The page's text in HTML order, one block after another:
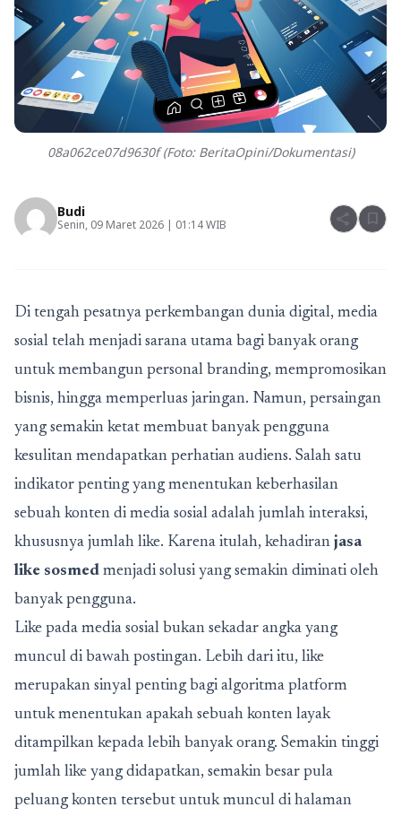
08a062ce07d9630f (Foto: BeritaOpini/Dokumentasi)
Budi
Senin, 09 Maret 2026 | 01:14 WIB share bookmark
Di tengah pesatnya perkembangan dunia digital, media
sosial telah menjadi sarana utama bagi banyak orang
untuk membangun personal branding, mempromosikan
bisnis, hingga memperluas jaringan. Namun, persaingan
yang semakin ketat membuat banyak pengguna
kesulitan mendapatkan perhatian audiens. Salah satu
indikator penting yang menentukan keberhasilan
sebuah konten di media sosial adalah jumlah interaksi,
khususnya jumlah like. Karena itulah, kehadiran jasa
like sosmed menjadi solusi yang semakin diminati oleh
banyak pengguna.
Like pada media sosial bukan sekadar angka yang
muncul di bawah postingan. Lebih dari itu, like
merupakan sinyal penting bagi algoritma platform
untuk menentukan apakah sebuah konten layak
ditampilkan kepada lebih banyak orang. Semakin tinggi
jumlah like yang didapatkan, semakin besar pula
peluang konten tersebut untuk muncul di halaman